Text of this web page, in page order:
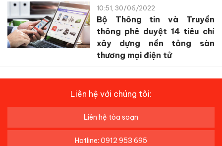
10:51, 30/06/2022
Bộ Thông tin và Truyền
thông phê duyệt 14 tiêu chí
xây dựng nền tảng sàn
thương mại điện tử
Liên hệ với chúng tôi:
Liên hệ tòa soạn
Hotline: 0912 953 695